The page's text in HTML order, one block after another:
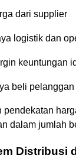
dari supplier
logistik dan
keuntungan
beli pelanggan
pendekatan
dalam jumlah
Distribusi